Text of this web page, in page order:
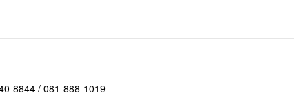
8844 / 081-888-1019